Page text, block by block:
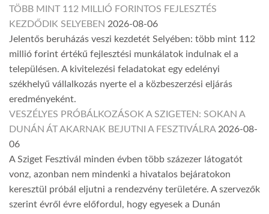
TÖBB MINT 112 MILLIÓ FORINTOS FEJLESZTÉS
KEZDŐDIK SELYEBEN 2026-08-06
Jelentős beruházás veszi kezdetét Selyében: több mint 112
millió forint értékű fejlesztési munkálatok indulnak el a
településen. A kivitelezési feladatokat egy edelényi
székhelyű vállalkozás nyerte el a közbeszerzési eljárás
eredményeként.
VESZÉLYES PRÓBÁLKOZÁSOK A SZIGETEN: SOKAN A
DUNÁN ÁT AKARNAK BEJUTNI A FESZTIVÁLRA 2026-08-
06
A Sziget Fesztivál minden évben több százezer látogatót
vonz, azonban nem mindenki a hivatalos bejáratokon
keresztül próbál eljutni a rendezvény területére. A szervezők
szerint évről évre előfordul, hogy egyesek a Dunán